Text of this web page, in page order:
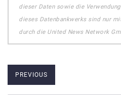
dieser Daten sowie die
dieses Datenbankwerks sind nur
durch die United News Network
PREVIOUS